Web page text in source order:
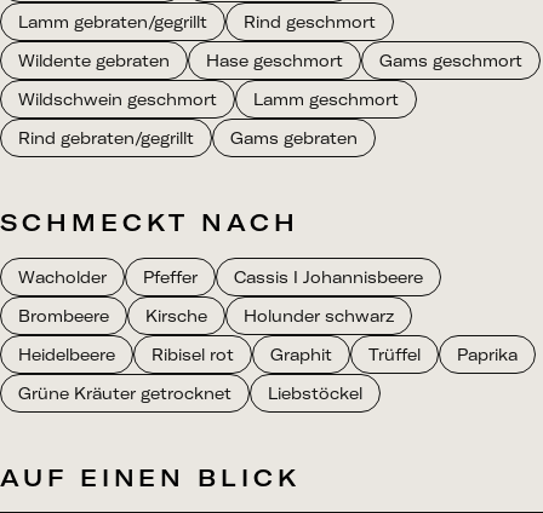
Lamm gebraten/gegrillt
Rind geschmort
Wildente gebraten
Hase geschmort
Gams geschmort
Wildschwein geschmort
Lamm geschmort
Rind gebraten/gegrillt
Gams gebraten
SCHMECKT NACH
Wacholder Pfeffer
Cassis I Johannisbeere
Brombeere
Kirsche
Holunder schwarz
Heidelbeere
Ribisel rot Graphit Trüffel
Paprika
Grüne Kräuter getrocknet
Liebstöckel
AUF EINEN BLICK